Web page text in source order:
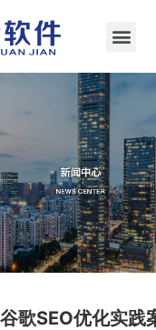
歌SEO优化实践